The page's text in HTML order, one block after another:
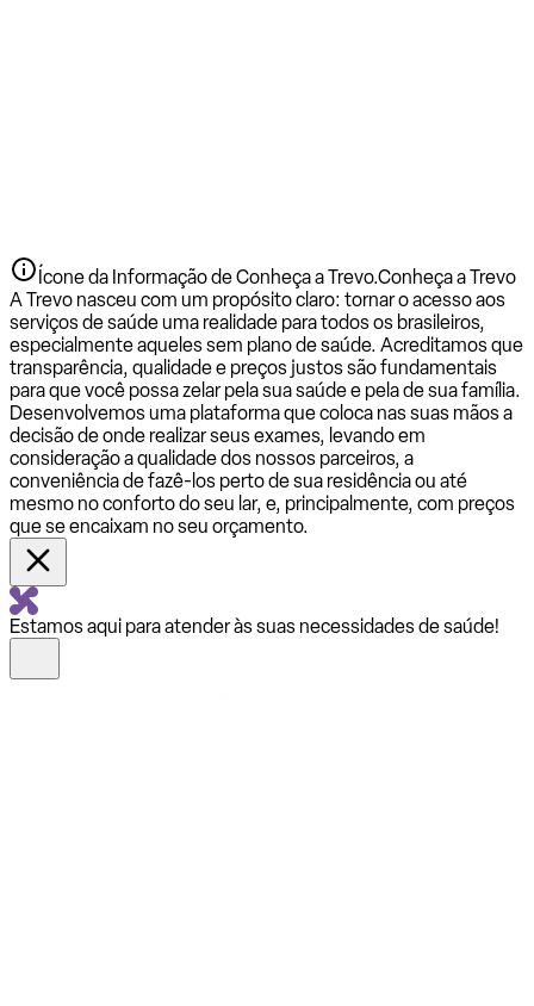
Ícone da Informação de Conheça a Trevo.Conheça a Trevo
A Trevo nasceu com um propósito claro: tornar o acesso aos
serviços de saúde uma realidade para todos os brasileiros,
especialmente aqueles sem plano de saúde. Acreditamos que
transparência, qualidade e preços justos são fundamentais
para que você possa zelar pela sua saúde e pela de sua família.
Desenvolvemos uma plataforma que coloca nas suas mãos a
decisão de onde realizar seus exames, levando em
consideração a qualidade dos nossos parceiros, a
conveniência de fazê-los perto de sua residência ou até
mesmo no conforto do seu lar, e, principalmente, com preços
que se encaixam no seu orçamento.
Estamos aqui para atender às suas necessidades de saúde!